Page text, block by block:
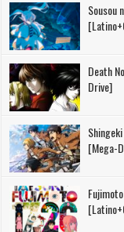
Sousou
Death
Drive]
[Mega-